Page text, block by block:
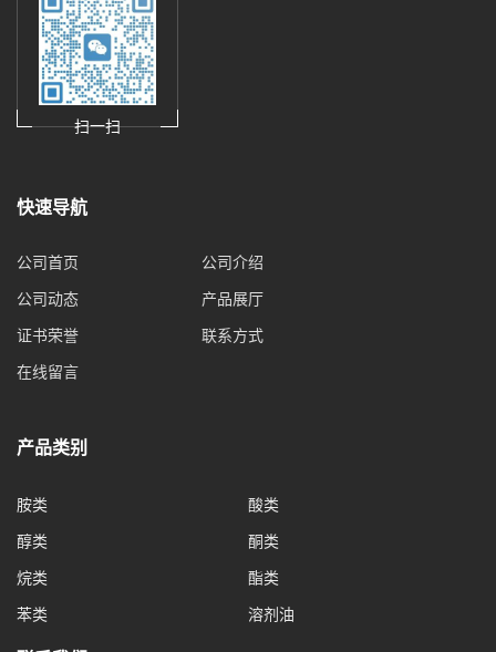
扫一扫
快速导航
公司首页 公司介绍
公司动态 产品展厅
证书荣誉 联系方式
在线留言
产品类别
胺类 酸类
醇类 酮类
烷类 酯类
苯类 溶剂油